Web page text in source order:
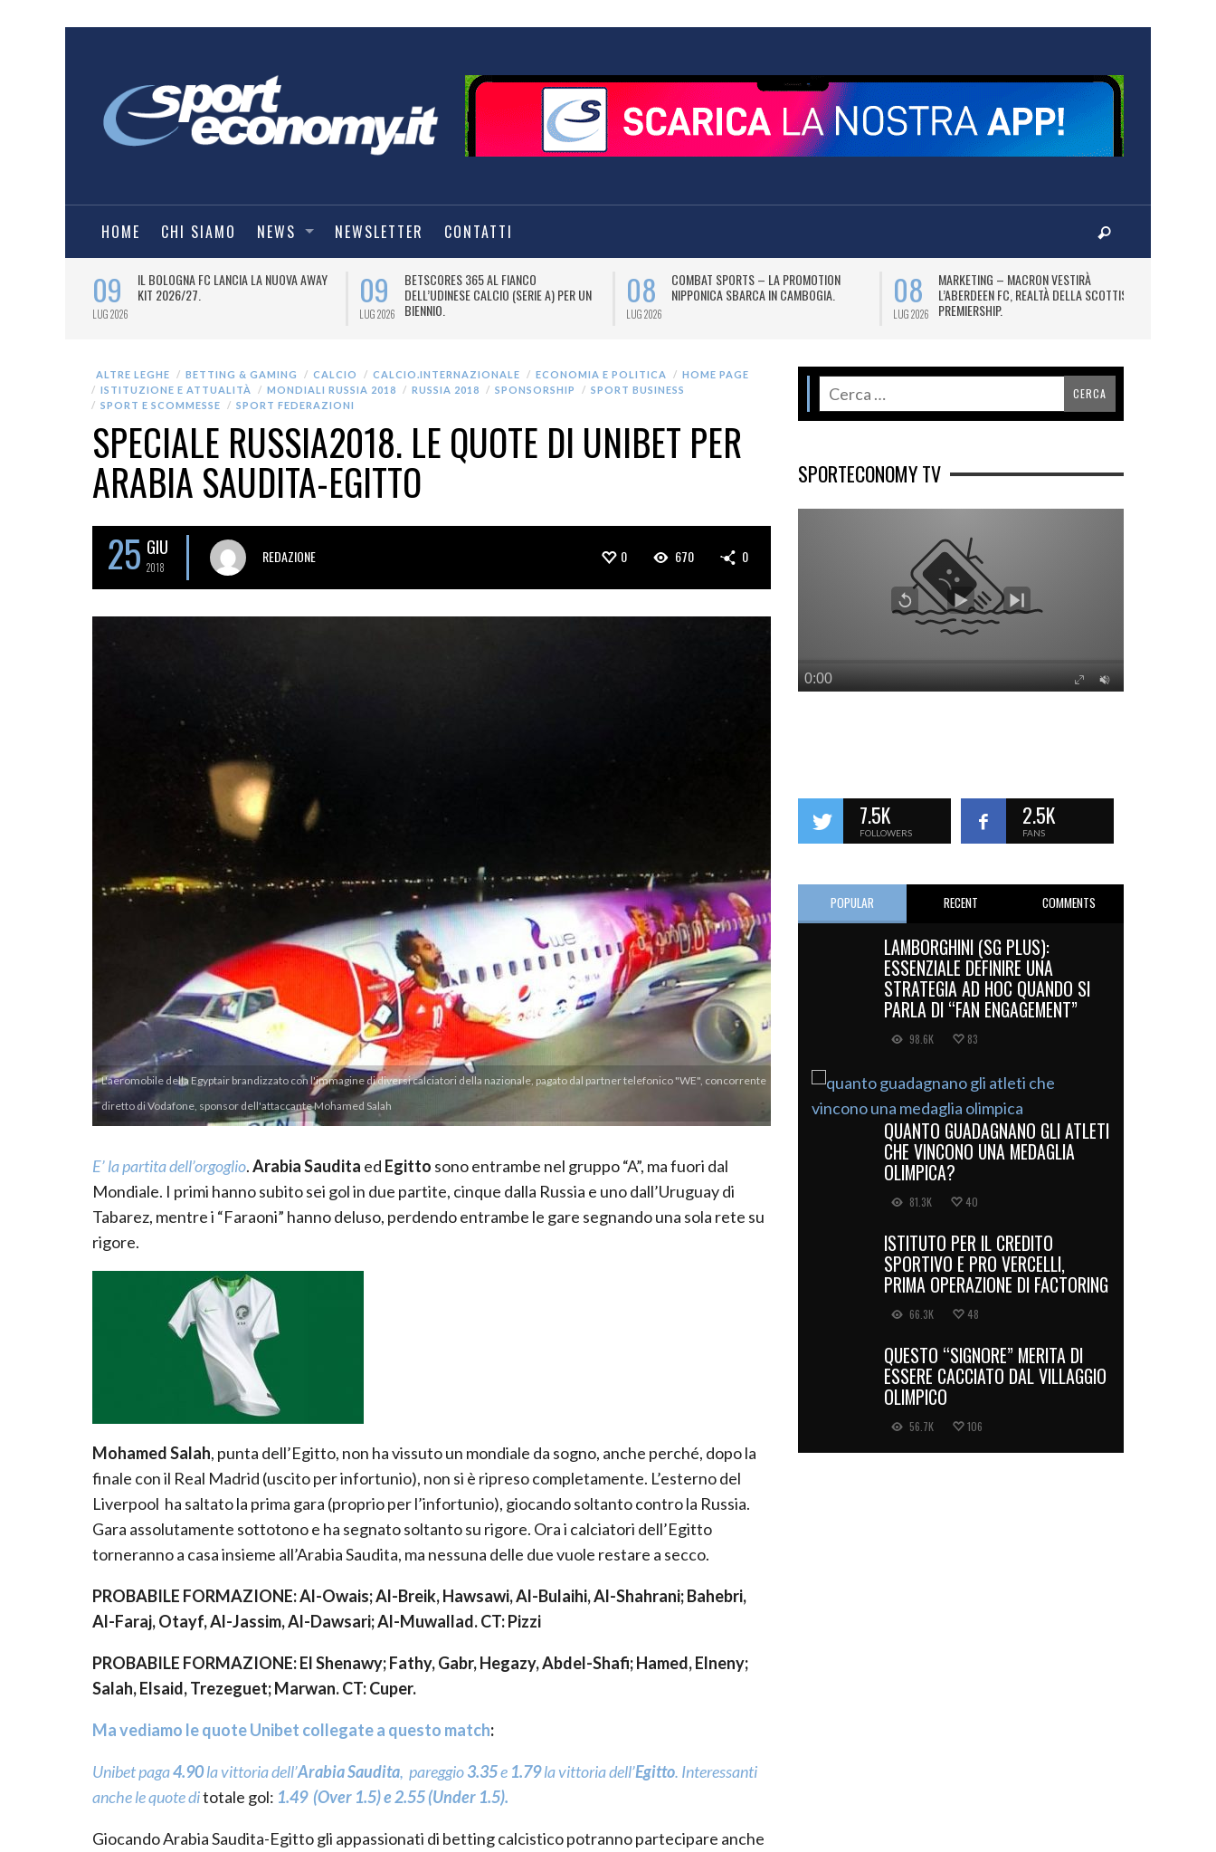
HOME CHI SIAMO NEWS NEWSLETTER CONTATTI
09
LUG 2026
IL BOLOGNA FC LANCIA LA NUOVA AWAY
KIT 2026/27.
09
LUG 2026
BETSCORES 365 AL FIANCO
DELL’UDINESE CALCIO (SERIE A) PER UN
BIENNIO.
08
LUG 2026
COMBAT SPORTS – LA PROMOTION
NIPPONICA SBARCA IN CAMBOGIA.
08
LUG 2026
MARKETING – MACRON VESTIRÀ
L’ABERDEEN FC, REALTÀ DELLA SCOTTISH
PREMIERSHIP.
ALTRE LEGHE BETTING & GAMING CALCIO CALCIO.INTERNAZIONALE ECONOMIA E POLITICA
HOME PAGE
ISTITUZIONE E ATTUALITÀ
MONDIALI RUSSIA 2018 RUSSIA 2018 SPONSORSHIP
SPORT BUSINESS
SPORT E SCOMMESSE
SPORT FEDERAZIONI
SPECIALE RUSSIA2018. LE QUOTE DI UNIBET PER
ARABIA SAUDITA-EGITTO
25 GIU
2018
REDAZIONE 0 670 0
L'aeromobile della Egyptair brandizzato con l'immagine di diversi calciatori della nazionale, pagato dal partner telefonico "WE", concorrente
diretto di Vodafone, sponsor dell'attaccante Mohamed Salah
E’ la partita dell’orgoglio.Arabia Saudita ed Egitto sono entrambe nel gruppo “A”, ma fuori dal
Mondiale. I primi hanno subito sei gol in due partite, cinque dalla Russia e uno dall’Uruguay di
Tabarez, mentre i “Faraoni” hanno deluso, perdendo entrambe le gare segnando una sola rete su
rigore.
Mohamed Salah, punta dell’Egitto, non ha vissuto un mondiale da sogno, anche perché, dopo la
finale con il Real Madrid (uscito per infortunio), non si è ripreso completamente. L’esterno del
Liverpool ha saltato la prima gara (proprio per l’infortunio), giocando soltanto contro la Russia.
Gara assolutamente sottotono e ha segnato soltanto su rigore. Ora i calciatori dell’Egitto
torneranno a casa insieme all’Arabia Saudita, ma nessuna delle due vuole restare a secco.
PROBABILE FORMAZIONE: Al-Owais; Al-Breik, Hawsawi, Al-Bulaihi, Al-Shahrani; Bahebri,
Al-Faraj, Otayf, Al-Jassim, Al-Dawsari; Al-Muwallad. CT: Pizzi
PROBABILE FORMAZIONE: El Shenawy; Fathy, Gabr, Hegazy, Abdel-Shafi; Hamed, Elneny;
Salah, Elsaid, Trezeguet; Marwan. CT: Cuper.
Ma vediamo le quote Unibet collegate a questo match:
Unibetpaga4.90la vittoria dell’Arabia Saudita, pareggio3.35e 1.79la vittoria dell’Egitto. Interessanti
anche le quote ditotale gol: 1.49 (Over 1.5) e 2.55 (Under 1.5).
Giocando Arabia Saudita-Egitto gli appassionati di betting calcistico potranno partecipare anche
SPORTECONOMY TV
7.5K
FOLLOWERS
2.5K
FANS
POPULAR RECENT COMMENTS
LAMBORGHINI (SG PLUS):
ESSENZIALE DEFINIRE UNA
STRATEGIA AD HOC QUANDO SI
PARLA DI “FAN ENGAGEMENT”
98.6K 83
QUANTO GUADAGNANO GLI ATLETI
CHE VINCONO UNA MEDAGLIA
OLIMPICA?
81.3K 40
ISTITUTO PER IL CREDITO
SPORTIVO E PRO VERCELLI,
PRIMA OPERAZIONE DI FACTORING
66.3K 48
QUESTO “SIGNORE” MERITA DI
ESSERE CACCIATO DAL VILLAGGIO
OLIMPICO
56.7K 106